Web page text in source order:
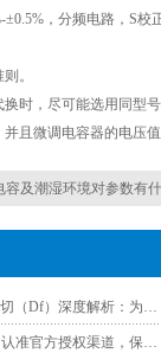
±0.5%，分频电路，S
。
，尽可能选用同型号
且微调电容器的电压
及潮湿环境对参数有什么
村田贴片电容损耗角正切（Df）深度解析：为什么说它是衡量品质的关键参数？
TDK正式代理怎么选？认准官方授权渠道，保障供应链安全